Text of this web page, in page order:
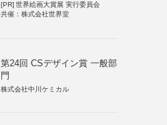
[PR] 世界絵画大賞展 実行委員会
共催：株式会社世界堂
第24回 CSデザイン賞 一般部
門
株式会社中川ケミカル